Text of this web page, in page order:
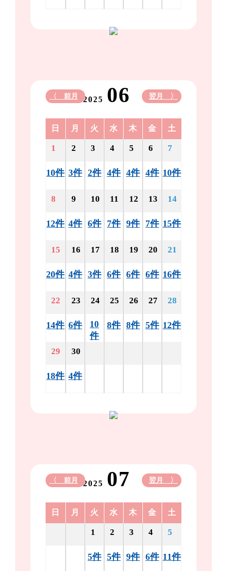
2025 06
〈 前月 翌月 〉
日 月 火 水 木 金 土
1
10件
2
3件
3
2件
4
4件
5
4件
6
4件
7
10件
8
12件
9
4件
10
6件
11
7件
12
9件
13
7件
14
15件
15
20件
16
4件
17
3件
18
6件
19
6件
20
6件
21
16件
22
14件
23
6件
24
10
件
25
8件
26
8件
27
5件
28
12件
29
18件
30
4件
2025 07
〈 前月 翌月 〉
日 月 火 水 木 金 土
1
5件
2
5件
3
9件
4
6件
5
11件